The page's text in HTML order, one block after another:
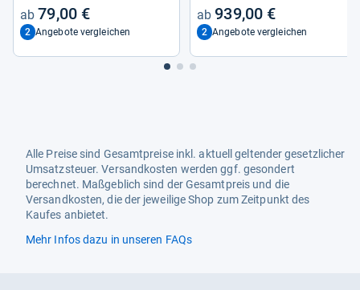
79,00 €
2 Angebote vergleichen
mer) (230228)
939,00 €
2 Angebote vergleichen
Alle Preise sind Gesamtpreise inkl. aktuell geltender gesetzlicher
Umsatzsteuer. Versandkosten werden ggf. gesondert
berechnet. Maßgeblich sind der Gesamtpreis und die
Versandkosten, die der jeweilige Shop zum Zeitpunkt des
Kaufes anbietet.
Mehr Infos dazu in unseren FAQs